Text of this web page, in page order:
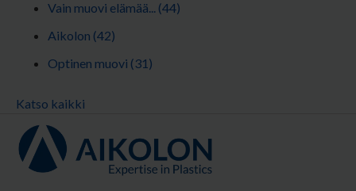
Vain muovi elämää... (44)
Aikolon (42)
Optinen muovi (31)
Katso kaikki